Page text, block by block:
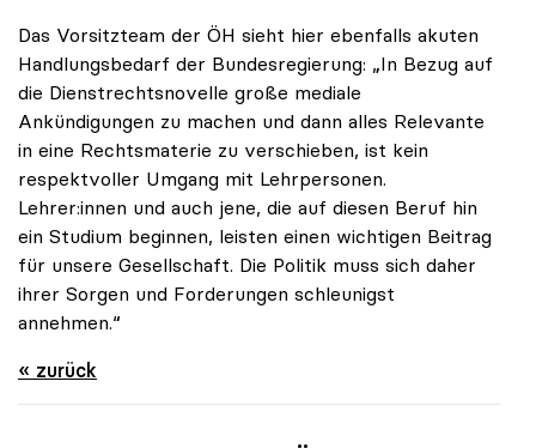
Das Vorsitzteam der ÖH sieht hier ebenfalls akuten
Handlungsbedarf der Bundesregierung: „In Bezug auf
die Dienstrechtsnovelle große mediale
Ankündigungen zu machen und dann alles Relevante
in eine Rechtsmaterie zu verschieben, ist kein
respektvoller Umgang mit Lehrpersonen.
Lehrer:innen und auch jene, die auf diesen Beruf hin
ein Studium beginnen, leisten einen wichtigen Beitrag
für unsere Gesellschaft. Die Politik muss sich daher
ihrer Sorgen und Forderungen schleunigst
annehmen.“
« zurück